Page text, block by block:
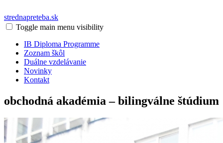
strednapreteba.sk
Toggle main menu visibility
IB Diploma Programme
Zoznam škôl
Duálne vzdelávanie
Novinky
Kontakt
obchodná akadémia – bilingválne štúdium